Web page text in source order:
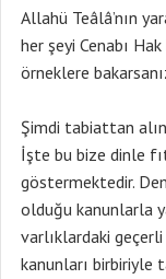
Allahü Teâlâ’nın
her şeyi Cenabı
örneklere
Şimdi tabiattan
İşte bu bize dinle
göstermektedir.
olduğu kanunlarla
varlıklardaki
kanunları birbiriyle